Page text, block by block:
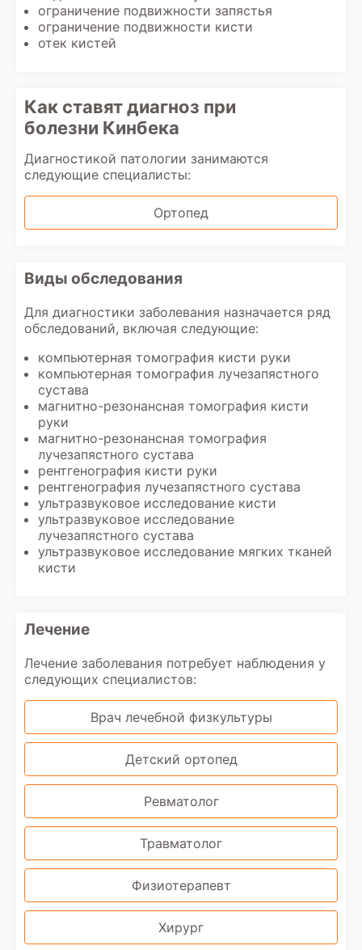
ограничение подвижности запястья
ограничение подвижности кисти
отек кистей
Как ставят диагноз при
болезни Кинбека
Диагностикой патологии занимаются
следующие специалисты:
Ортопед
Виды обследования
Для диагностики заболевания назначается ряд
обследований, включая следующие:
компьютерная томография кисти руки
компьютерная томография лучезапястного
сустава
магнитно-резонансная томография кисти
руки
магнитно-резонансная томография
лучезапястного сустава
рентгенография кисти руки
рентгенография лучезапястного сустава
ультразвуковое исследование кисти
ультразвуковое исследование
лучезапястного сустава
ультразвуковое исследование мягких тканей
кисти
Лечение
Лечение заболевания потребует наблюдения у
следующих специалистов:
Врач лечебной физкультуры
Детский ортопед
Ревматолог
Травматолог
Физиотерапевт
Хирург